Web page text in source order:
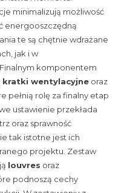
minimalizują możliwość
energooszczędną
te są chętnie wdrażane
jak i w
komponentem
kratki wentylacyjne oraz
pełnią rolę za finalny etap
ustawienie przekłada
oraz sprawność
tak istotne jest ich
projektu. Zestaw
louvres oraz
podnoszą cechy